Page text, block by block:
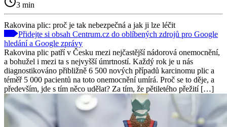
3 min
Rakovina plic: proč je tak nebezpečná a jak ji lze léčit
Přidejte si obsah Centrum.cz do oblíbených zdrojů pro Google
hledání a Google zprávy
Rakovina plic patří v Česku mezi nejčastější nádorová onemocnění,
a bohužel i mezi ta s nejvyšší úmrtností. Každý rok je u nás
diagnostikováno přibližně 6 500 nových případů karcinomu plic a
téměř 5 000 pacientů na toto onemocnění umírá. Proč se to děje, a
především, jde s tím něco udělat? Za tím, že pětiletého přežití […]